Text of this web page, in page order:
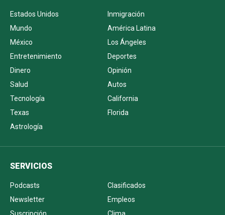
Estados Unidos
Inmigración
Mundo
América Latina
México
Los Ángeles
Entretenimiento
Deportes
Dinero
Opinión
Salud
Autos
Tecnología
California
Texas
Florida
Astrología
SERVICIOS
Podcasts
Clasificados
Newsletter
Empleos